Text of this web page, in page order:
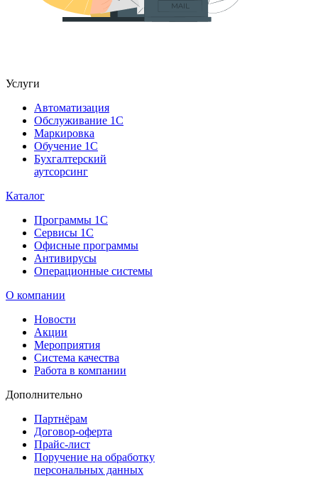
Услуги
Автоматизация
Обслуживание 1С
Маркировка
Обучение 1С
Бухгалтерский
аутсорсинг
Каталог
Программы 1С
Сервисы 1С
Офисные программы
Антивирусы
Операционные системы
О компании
Новости
Акции
Мероприятия
Система качества
Работа в компании
Дополнительно
Партнёрам
Договор-оферта
Прайс-лист
Поручение на обработку
персональных данных